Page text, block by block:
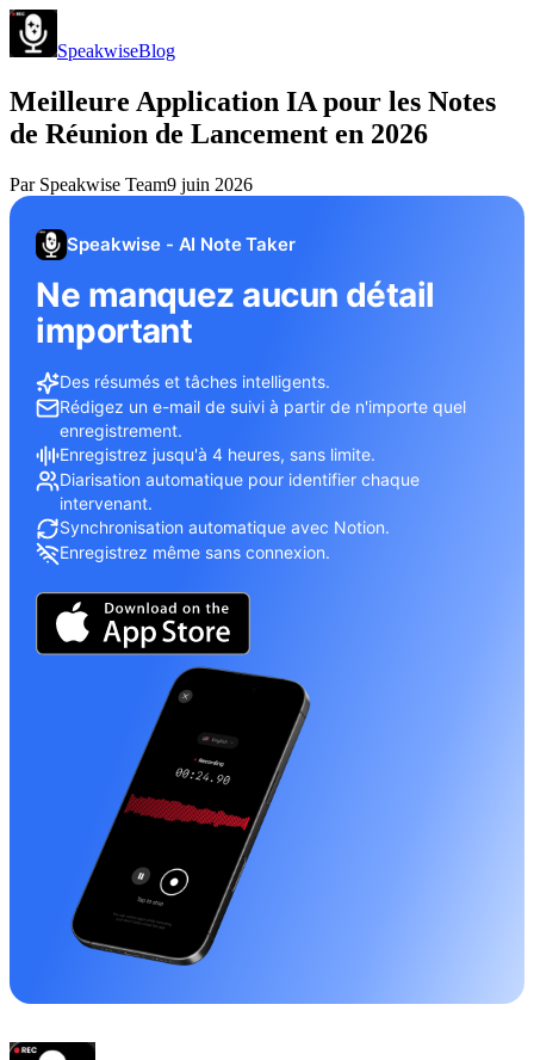
SpeakwiseBlog
Meilleure Application IA pour les Notes
de Réunion de Lancement en 2026
Par Speakwise Team9 juin 2026
Speakwise - AI Note Taker
Ne manquez aucun détail
important
Des résumés et tâches intelligents.
Rédigez un e-mail de suivi à partir de n'importe quel
enregistrement.
Enregistrez jusqu'à 4 heures, sans limite.
Diarisation automatique pour identifier chaque
intervenant.
Synchronisation automatique avec Notion.
Enregistrez même sans connexion.